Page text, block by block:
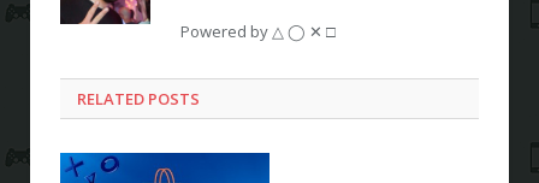
Powered by △ ◯ ✕ □
RELATED POSTS